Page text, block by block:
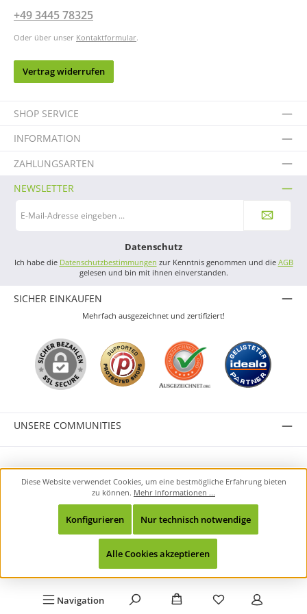
Navigation Du hast 0
+49 3445 78325
Oder über unser Kontaktformular.
Vertrag widerrufen
SHOP SERVICE
INFORMATION
ZAHLUNGSARTEN
NEWSLETTER
Mail-
Datenschutz
Ich habe die Datenschutzbestimmungen zur Kenntnis genommen und die AGB
gelesen und bin mit ihnen einverstanden.
SICHER EINKAUFEN
Mehrfach ausgezeichnet und zertifiziert!
UNSERE COMMUNITIES
Alle Preise inkl. gesetzl. Mehrwertsteuer zzgl.Versandkostenund ggf.
Nachnahmegebühren, wenn nicht anders angegeben.
© 2026 durante GmbH - Alle Rechte vorbehalten.
Diese Website verwendet Cookies, um eine bestmögliche Erfahrung bieten
zu können. Mehr Informationen ...
Nur technisch notwendige
Konfigurieren
Alle Cookies akzeptieren